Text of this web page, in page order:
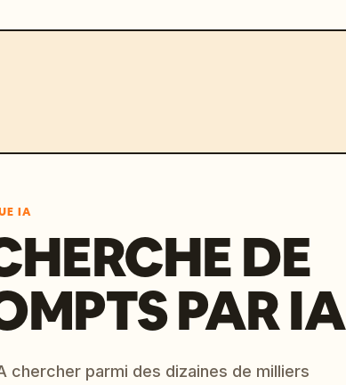
IA
DE
PAR IA
chercher parmi des dizaines de milliers